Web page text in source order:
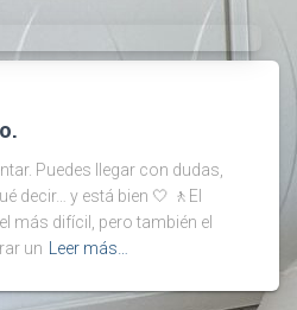
Puedes llegar con dudas,
decir… y está bien 🤍 🚶El
más difícil, pero también el
un
Leer más…